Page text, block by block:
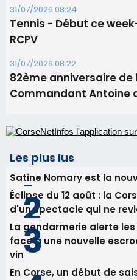
06/08/2026 15:04
Alata - Soirée Tango
Benedetto
05/08/2026 09:53
Biguglia : messe de la
procession le 14 août
Tennis - Début ce
RCPV
31/07/2026 08:22
82ème anniversaire
Commandant Antoine
Les plus lus